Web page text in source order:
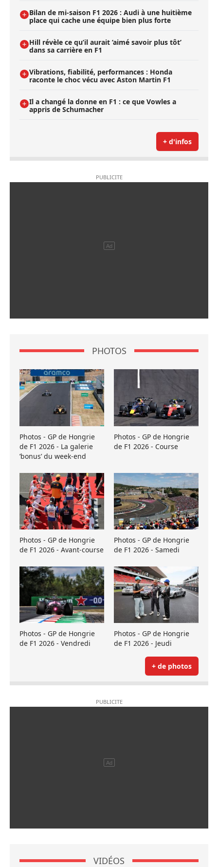
Bilan de mi-saison F1 2026 : Audi à une huitième
place qui cache une équipe bien plus forte
Hill révèle ce qu’il aurait ’aimé savoir plus tôt’
dans sa carrière en F1
Vibrations, fiabilité, performances : Honda
raconte le choc vécu avec Aston Martin F1
Il a changé la donne en F1 : ce que Vowles a
appris de Schumacher
+ d'infos
PHOTOS
Photos - GP de Hongrie
de F1 2026 - La galerie
’bonus’ du week-end
Photos - GP de Hongrie
de F1 2026 - Course
Photos - GP de Hongrie
de F1 2026 - Avant-course
Photos - GP de Hongrie
de F1 2026 - Samedi
Photos - GP de Hongrie
de F1 2026 - Vendredi
Photos - GP de Hongrie
de F1 2026 - Jeudi
+ de photos
VIDÉOS